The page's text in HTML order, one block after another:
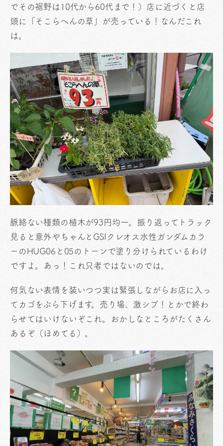
でその裾野は10代から60代まで！）店に近づくと店
頭に「そこらへんの草」が売っている！なんだこれ
は。
脈絡ない種類の植木が93円均一。振り返ってトラック
見ると意外やちゃんとGSIクレオス水性ガンダムカラ
ーのHUG06と05のトーンで塗り分けられているわけ
ですよ。あっ！これ只者ではないのでは。
何気ない表情を装いつつ実は緊張しながらお店に入っ
てカゴをぶら下げます。売り場、激シブ！とかで終わ
らせてはいけないぞこれ。おかしなところがたくさん
あるぞ（ほめてる）。